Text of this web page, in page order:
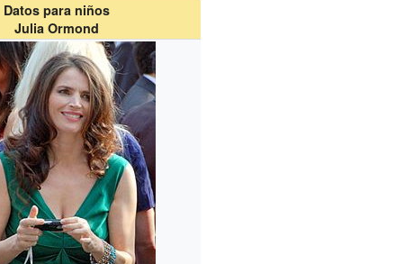
Datos para niños
Julia Ormond